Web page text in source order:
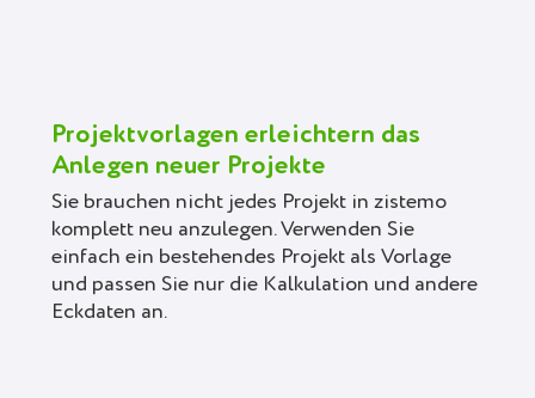
Projektvorlagen erleichtern das
Anlegen neuer Projekte
Sie brauchen nicht jedes Projekt in zistemo
komplett neu anzulegen. Verwenden Sie
einfach ein bestehendes Projekt als Vorlage
und passen Sie nur die Kalkulation und andere
Eckdaten an.